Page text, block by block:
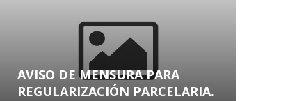
AVISO DE MENSURA PARA
REGULARIZACIÓN PARCELARIA.